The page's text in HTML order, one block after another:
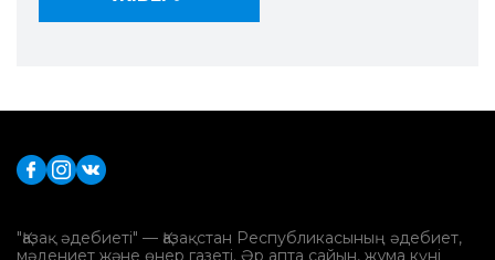
"Қазақ әдебиеті" — Қазақстан Республикасының әдебиет,
мәдениет және өнер газеті. Әр апта сайын, жұма күні